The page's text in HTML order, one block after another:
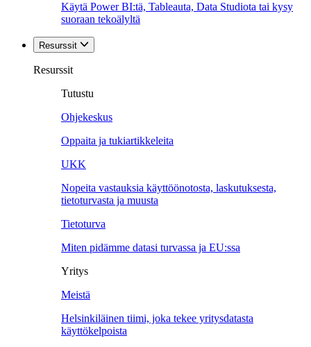
Käytä Power BI:tä, Tableauta, Data Studiota tai kysy
suoraan tekoälyltä
Resurssit
Resurssit
Tutustu
Ohjekeskus
Oppaita ja tukiartikkeleita
UKK
Nopeita vastauksia käyttöönotosta, laskutuksesta,
tietoturvasta ja muusta
Tietoturva
Miten pidämme datasi turvassa ja EU:ssa
Yritys
Meistä
Helsinkiläinen tiimi, joka tekee yritysdatasta
käyttökelpoista